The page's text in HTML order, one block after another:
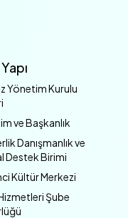
Yönetim Kurulu
ve Başkanlık
Danışmanlık ve
Destek Birimi
Kültür Merkezi
Şube